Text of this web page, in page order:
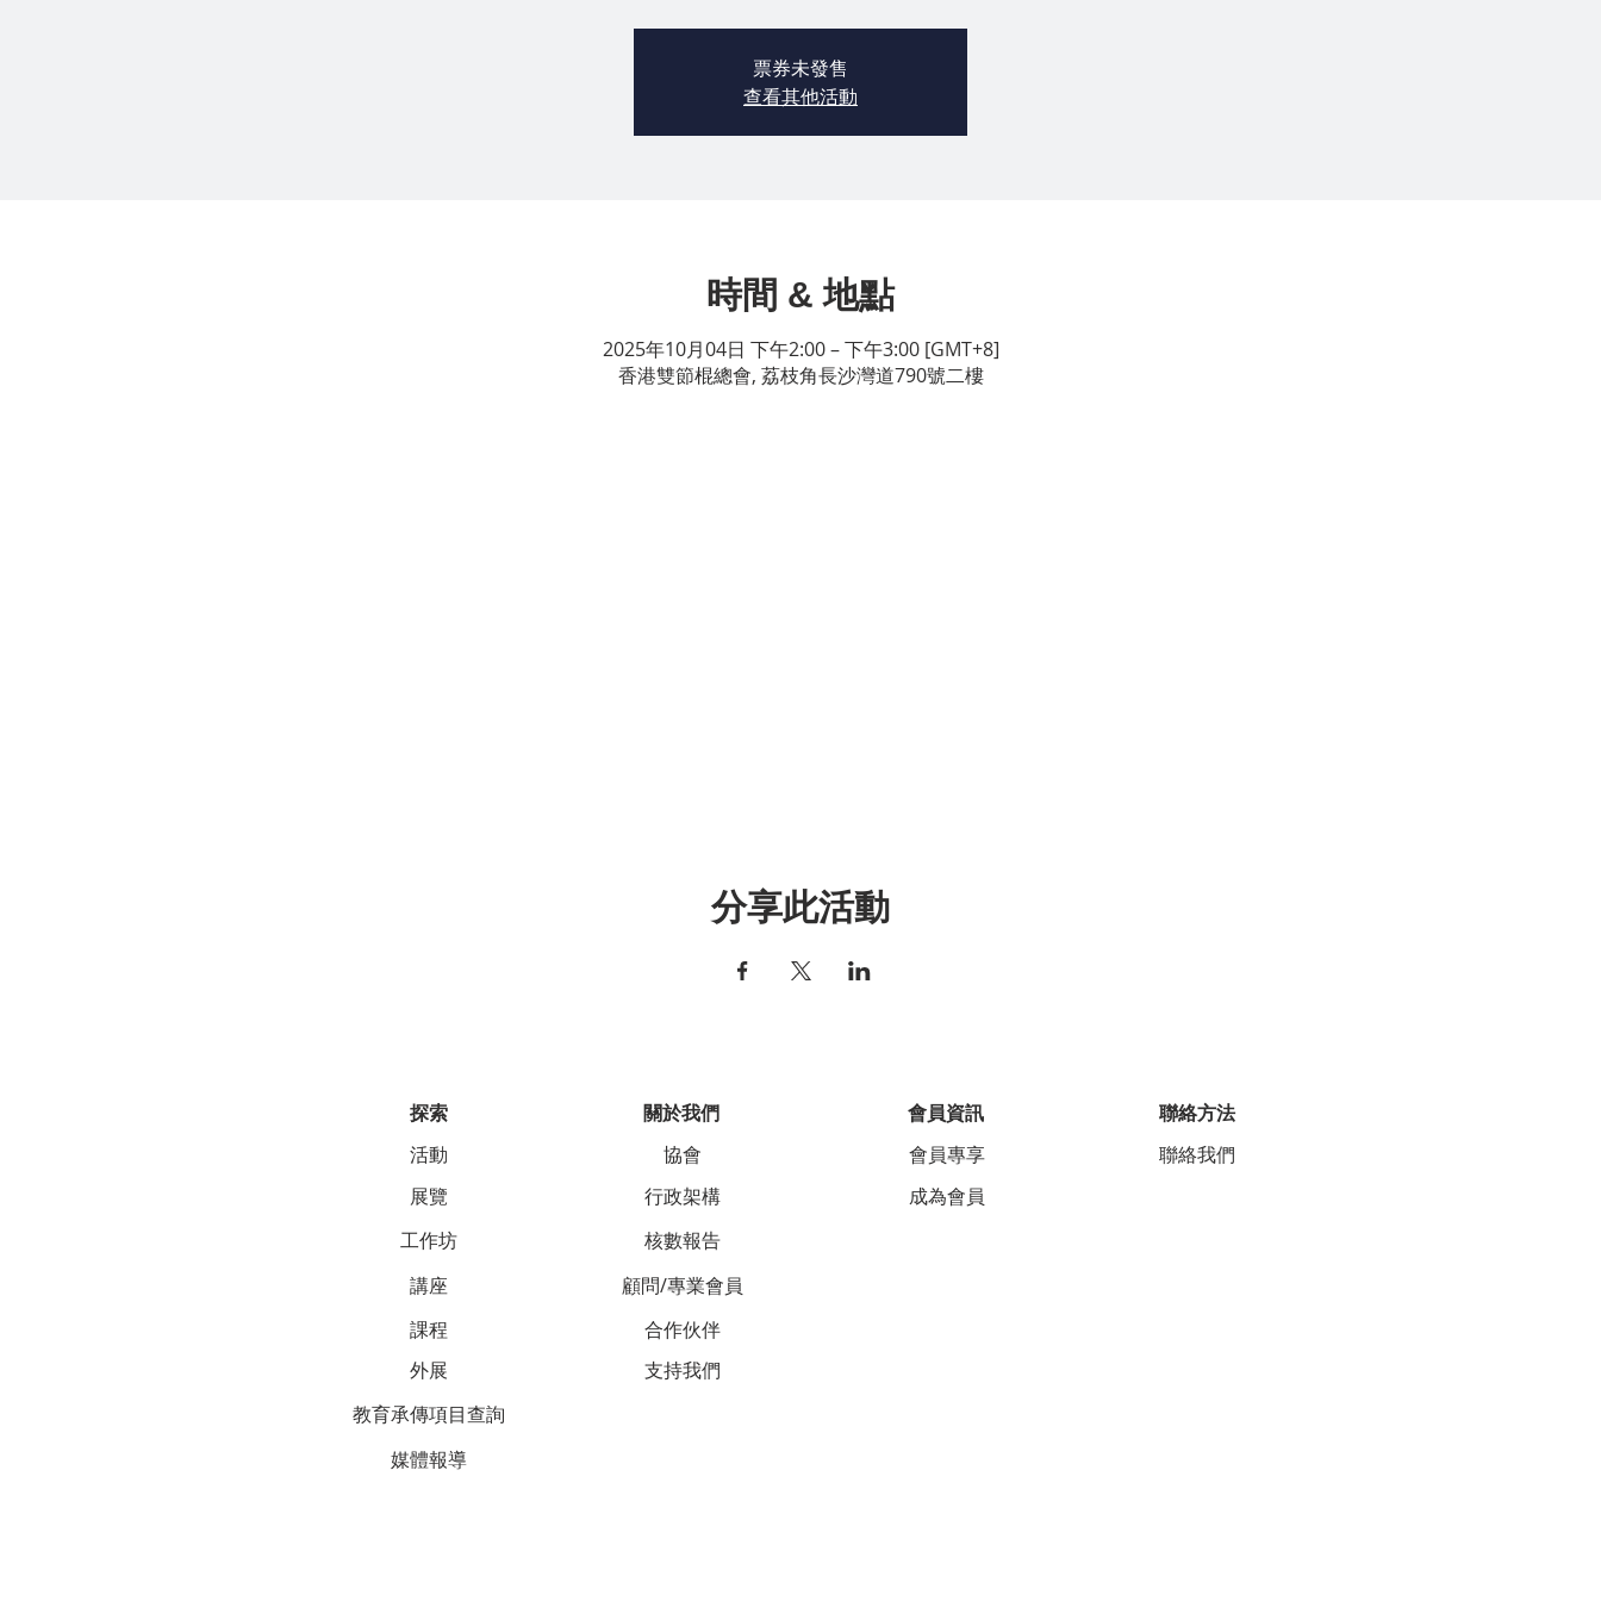
票券未發售
查看其他活動
時間 & 地點
2025年10月04日 下午2:00 – 下午3:00 [GMT+8]
香港雙節棍總會, 荔枝角長沙灣道790號二樓
分享此活動
探索
活動
展覽
工作坊
講座
課程
外展
關於我們
協會
行政架構
核數報告
顧問/專業會員
合作伙伴
支持我們
會員資訊
會員專享
成為會員
聯絡方法
聯絡我們
教育承傳項目查詢
媒體報導